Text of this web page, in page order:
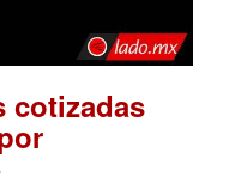
cotizadas